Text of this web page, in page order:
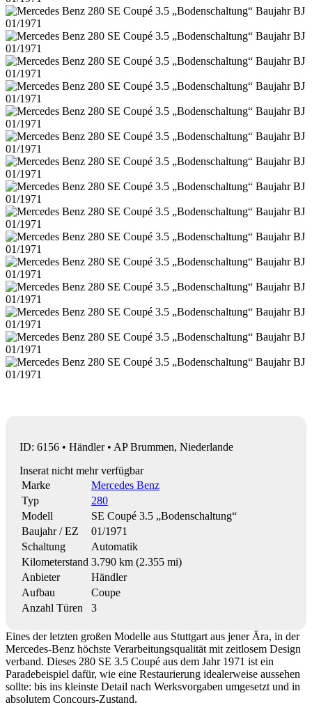
ID: 6156 • Händler • AP Brummen, Niederlande
Inserat nicht mehr verfügbar
Marke
Mercedes Benz
Typ
280
Modell
SE Coupé 3.5 „Bodenschaltung“
Baujahr / EZ
01/1971
Schaltung
Automatik
Kilometerstand 3.790 km (2.355 mi)
Anbieter
Händler
Aufbau
Coupe
Anzahl Türen
3
Eines der letzten großen Modelle aus Stuttgart aus jener Ära, in der
Mercedes-Benz höchste Verarbeitungsqualität mit zeitlosem Design
verband. Dieses 280 SE 3.5 Coupé aus dem Jahr 1971 ist ein
Paradebeispiel dafür, wie eine Restaurierung idealerweise aussehen
sollte: bis ins kleinste Detail nach Werksvorgaben umgesetzt und in
absolutem Concours-Zustand.